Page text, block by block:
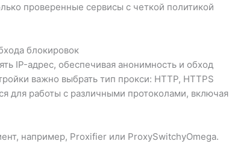
проверенные сервисы с четкой политикой
блокировок
IP-адрес, обеспечивая анонимность и обход
важно выбрать тип прокси: HTTP, HTTPS
для работы с различными протоколами, включая
например, Proxifier или ProxySwitchyOmega.